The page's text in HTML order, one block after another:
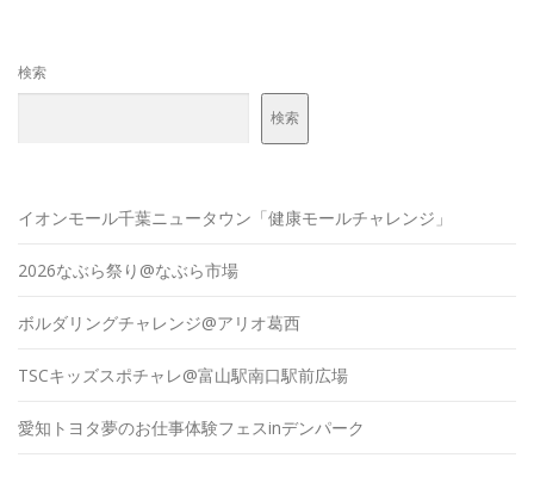
検索
検索
イオンモール千葉ニュータウン「健康モールチャレンジ」
2026なぶら祭り@なぶら市場
ボルダリングチャレンジ@アリオ葛西
TSCキッズスポチャレ@富山駅南口駅前広場
愛知トヨタ夢のお仕事体験フェスinデンパーク